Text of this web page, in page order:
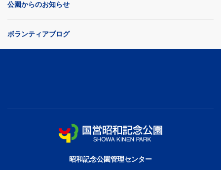
公園からのお知らせ
ボランティアブログ
昭和記念公園管理センター